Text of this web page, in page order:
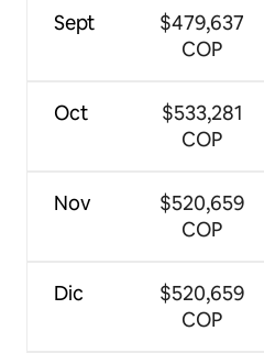
Sept
Oct
Nov
Dic
$479,637
COP
$533,281
COP
$520,659
COP
$520,659
COP